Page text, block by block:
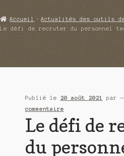
Démos vidéos
Accueil Actualités des outils
Le défi de recruter du personnel
Publié le 20 août 2021 par—
commentaire
Le défi de
du